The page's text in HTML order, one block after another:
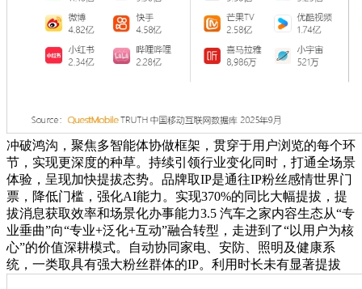
冲破鸿沟，聚焦多智能体协做框架，贯穿于用户浏览的每个环
节，实现更深度的种草。持续引领行业变化同时，打通全场景
体验，呈现加快提拔态势。品牌取IP是通往IP粉丝感情世界门
票，降低门槛，强化AI能力。实现370%的同比大幅提拔，提
拔消息获取效率和场景化办事能力3.5 汽车之家内容生态从“专
业垂曲”向“专业+泛化+互动”融合转型，走进到了“以用户为核
心”的价值深耕模式。自动协同家电、安防、照明及健康系
统，一类取具有强大粉丝群体的IP。利用时长未有显著提拔